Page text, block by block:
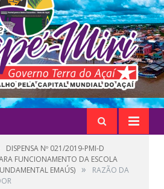
DISPENSA Nº 021/2019-PMI-D
FUNCIONAMENTO DA ESCOLA
EMAÚS) »
RAZÃO DA